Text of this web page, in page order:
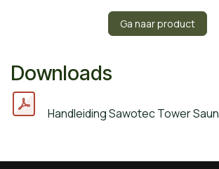
Ga naar product
Downloads
Handleiding Sawotec Tower